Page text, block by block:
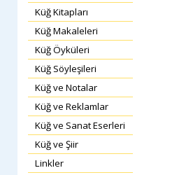
Küğ Kitapları
Küğ Makaleleri
Küğ Öyküleri
Küğ Söyleşileri
Küğ ve Notalar
Küğ ve Reklamlar
Küğ ve Sanat Eserleri
Küğ ve Şiir
Linkler